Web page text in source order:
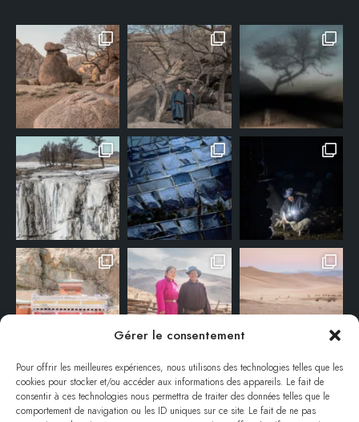
Gérer le consentement
Pour offrir les meilleures expériences, nous utilisons des technologies telles que les
cookies pour stocker et/ou accéder aux informations des appareils. Le fait de
consentir à ces technologies nous permettra de traiter des données telles que le
comportement de navigation ou les ID uniques sur ce site. Le fait de ne pas